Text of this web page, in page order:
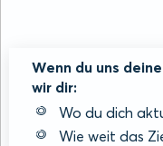
Wenn du uns
wir dir:
Wo du dich
Wie weit das